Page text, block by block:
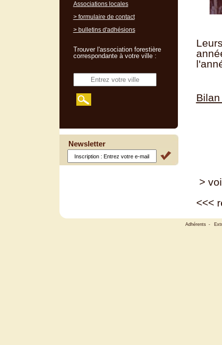
>
<<<
Associations locales
> formulaire de contact
> bulletins d'adhésions
Trouver l'association forestière
correspondante à votre ville :
Newsletter
Adhérents -